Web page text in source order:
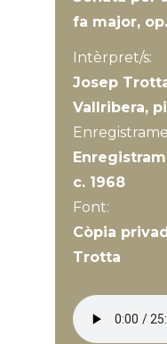
fa major,
Intèrpret/s:
Josep
Vallribera,
c. 1968
Font:
Còpia
Trotta